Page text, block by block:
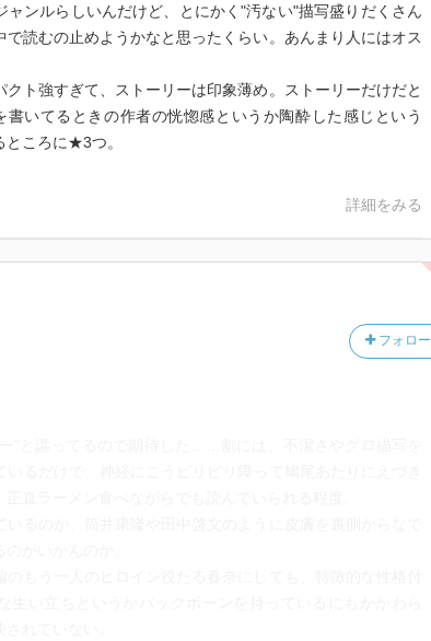
ャンルらしいんだけど、とにかく"汚ない"描写盛りだくさん
読むの止めようかなと思ったくらい。あんまり人にはオス
ト強すぎて、ストーリーは印象薄め。ストーリーだけだと
いてるときの作者の恍惚感というか陶酔した感じという
ところに★3つ。
詳細をみる
フォロー